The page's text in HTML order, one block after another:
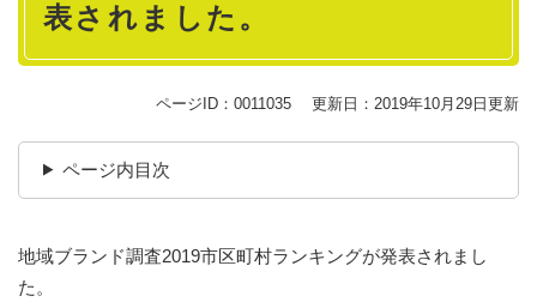
表されました。
ページID：0011035 更新日：2019年10月29日更新
ページ内目次
地域ブランド調査2019市区町村ランキングが発表されまし
た。